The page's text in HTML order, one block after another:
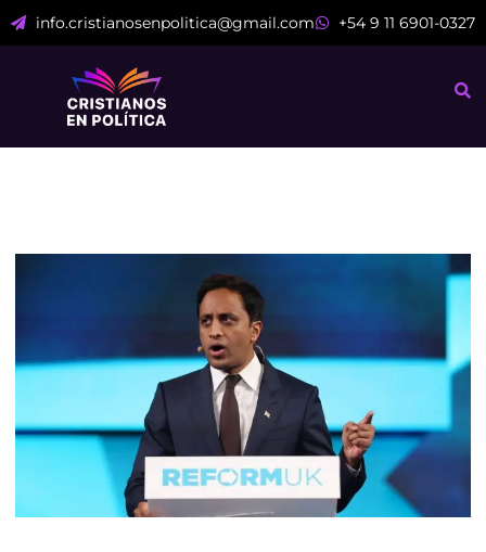
al
info.cristianosenpolitica@gmail.com +54 9 11 6901-0327